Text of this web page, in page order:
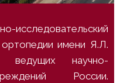
ортопедии имени Я.Л.
научно-
России.